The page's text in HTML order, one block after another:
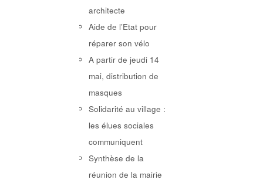
architecte
Aide de l’Etat pour
réparer son vélo
A partir de jeudi 14
mai, distribution de
masques
Solidarité au village :
les élues sociales
communiquent
Synthèse de la
réunion de la mairie